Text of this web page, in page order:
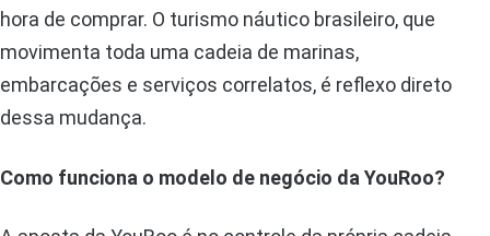
hora de comprar. O turismo náutico brasileiro, que
movimenta toda uma cadeia de marinas,
embarcações e serviços correlatos, é reflexo direto
dessa mudança.
Como funciona o modelo de negócio da YouRoo?